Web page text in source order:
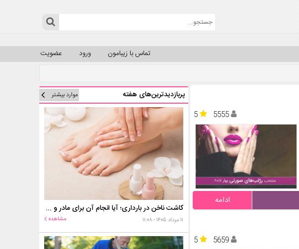
عضویت ورود تماس با زیبامون
5
5555
ادامه
5
5659
پربازدیدترین‌های هفته موارد بیشتر
کاشت ناخن در بارداری؛ آیا انجام آن برای مادر و جنین خطر دارد؟
۱۱ مرداد ۱۴۰۵ - ۱۱:۰۸ مشاهده